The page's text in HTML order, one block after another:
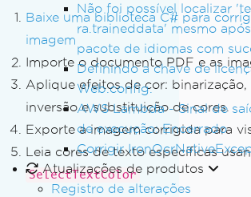
Não foi possível localizar
ra.traineddata' mesmo
pacote de idiomas com
Definindo a chave de
Web.config.
AWS Lambda - Sinal de
de execução: Encerrado
Corrigir
Atualizações de produtos
Registro de alterações
Baixe uma biblioteca C# para
imagem
Importe o documento PDF e as
Aplique efeitos de cor: binarização,
inversão e substituição de cores.
Exporte a imagem corrigida para
Leia cores de texto específicas
SelectTextColor